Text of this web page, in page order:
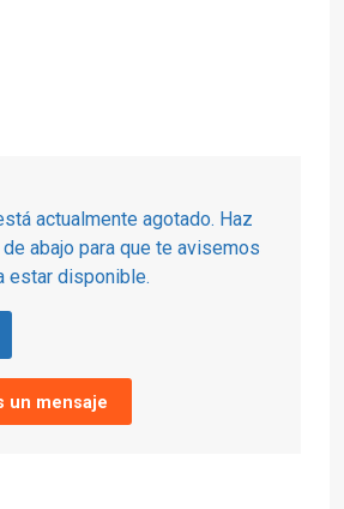
actualmente agotado. Haz
abajo para que te avisemos
estar disponible.
un mensaje